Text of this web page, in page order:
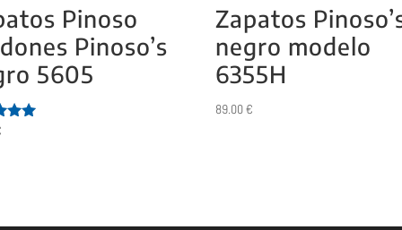
Pinoso
Pinoso’s
5605
Zapatos
negro modelo
6355H
89.00€